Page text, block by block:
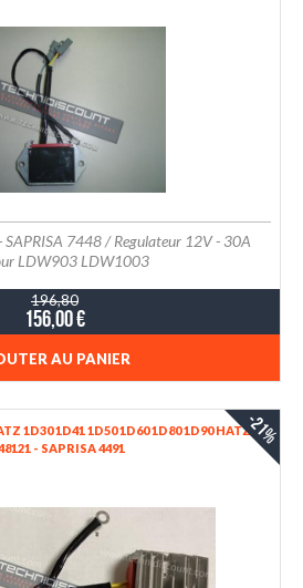
7448 / Regulateur 12V - 30A
LDW903 LDW1003
196,80
156,00 €
AU PANIER
1D30 1D41 1D50 1D60 1D80 1D90 HATZ
- SAPRISA 4491
-21%